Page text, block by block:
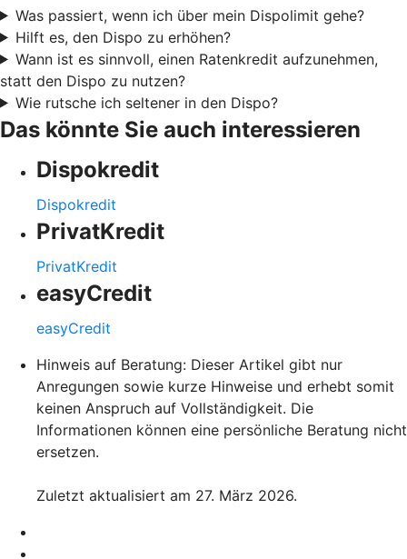
Was passiert, wenn ich über mein Dispolimit gehe?
Hilft es, den Dispo zu erhöhen?
Wann ist es sinnvoll, einen Ratenkredit aufzunehmen,
statt den Dispo zu nutzen?
Wie rutsche ich seltener in den Dispo?
Das könnte Sie auch interessieren
Dispokredit
Dispokredit
PrivatKredit
PrivatKredit
easyCredit
easyCredit
Hinweis auf Beratung: Dieser Artikel gibt nur
Anregungen sowie kurze Hinweise und erhebt somit
keinen Anspruch auf Vollständigkeit. Die
Informationen können eine persönliche Beratung nicht
ersetzen.
Zuletzt aktualisiert am 27. März 2026.